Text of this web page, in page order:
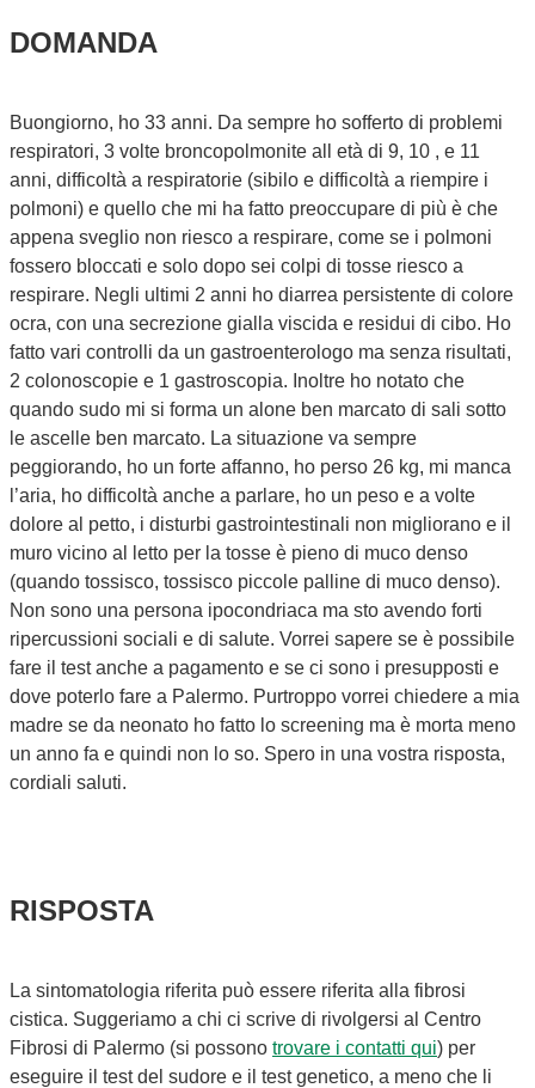
DOMANDA
Buongiorno, ho 33 anni. Da sempre ho sofferto di problemi
respiratori, 3 volte broncopolmonite all età di 9, 10 , e 11
anni, difficoltà a respiratorie (sibilo e difficoltà a riempire i
polmoni) e quello che mi ha fatto preoccupare di più è che
appena sveglio non riesco a respirare, come se i polmoni
fossero bloccati e solo dopo sei colpi di tosse riesco a
respirare. Negli ultimi 2 anni ho diarrea persistente di colore
ocra, con una secrezione gialla viscida e residui di cibo. Ho
fatto vari controlli da un gastroenterologo ma senza risultati,
2 colonoscopie e 1 gastroscopia. Inoltre ho notato che
quando sudo mi si forma un alone ben marcato di sali sotto
le ascelle ben marcato. La situazione va sempre
peggiorando, ho un forte affanno, ho perso 26 kg, mi manca
l’aria, ho difficoltà anche a parlare, ho un peso e a volte
dolore al petto, i disturbi gastrointestinali non migliorano e il
muro vicino al letto per la tosse è pieno di muco denso
(quando tossisco, tossisco piccole palline di muco denso).
Non sono una persona ipocondriaca ma sto avendo forti
ripercussioni sociali e di salute. Vorrei sapere se è possibile
fare il test anche a pagamento e se ci sono i presupposti e
dove poterlo fare a Palermo. Purtroppo vorrei chiedere a mia
madre se da neonato ho fatto lo screening ma è morta meno
un anno fa e quindi non lo so. Spero in una vostra risposta,
cordiali saluti.
RISPOSTA
La sintomatologia riferita può essere riferita alla fibrosi
cistica. Suggeriamo a chi ci scrive di rivolgersi al Centro
Fibrosi di Palermo (si possono trovare i contatti qui) per
eseguire il test del sudore e il test genetico, a meno che li